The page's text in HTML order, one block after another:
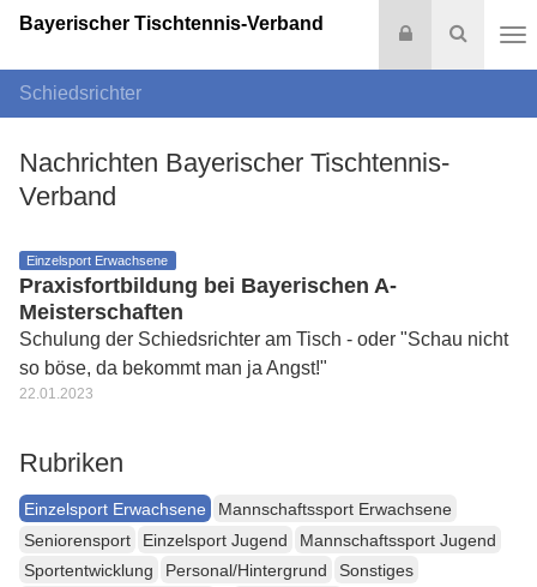
Suche
Login
Bayerischer Tischtennis-Verband
Schiedsrichter
Nachrichten Bayerischer Tischtennis-
Verband
Einzelsport Erwachsene
Praxisfortbildung bei Bayerischen A-
Meisterschaften
Schulung der Schiedsrichter am Tisch - oder "Schau nicht
so böse, da bekommt man ja Angst!"
22.01.2023
Rubriken
Einzelsport Erwachsene
Mannschaftssport Erwachsene
Seniorensport
Einzelsport Jugend
Mannschaftssport Jugend
Sportentwicklung
Personal/Hintergrund
Sonstiges